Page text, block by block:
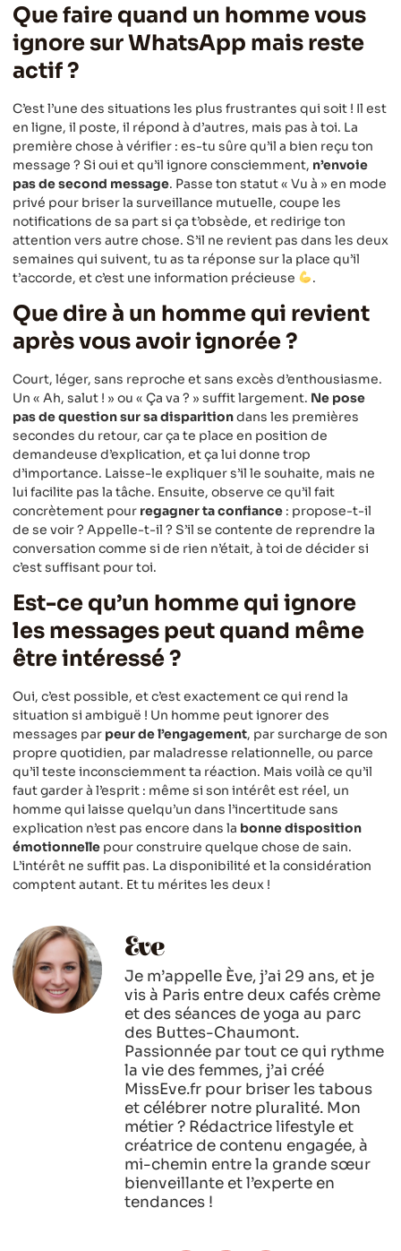
Que faire quand un homme vous
ignore sur WhatsApp mais reste
actif ?
C’est l’une des situations les plus frustrantes qui soit ! Il est
en ligne, il poste, il répond à d’autres, mais pas à toi. La
première chose à vérifier : es-tu sûre qu’il a bien reçu ton
message ? Si oui et qu’il ignore consciemment, n’envoie
pas de second message. Passe ton statut « Vu à » en mode
privé pour briser la surveillance mutuelle, coupe les
notifications de sa part si ça t’obsède, et redirige ton
attention vers autre chose. S’il ne revient pas dans les deux
semaines qui suivent, tu as ta réponse sur la place qu’il
t’accorde, et c’est une information précieuse
.
Que dire à un homme qui revient
après vous avoir ignorée ?
Court, léger, sans reproche et sans excès d’enthousiasme.
Un « Ah, salut ! » ou « Ça va ? » suffit largement. Ne pose
pas de question sur sa disparitiondans les premières
secondes du retour, car ça te place en position de
demandeuse d’explication, et ça lui donne trop
d’importance. Laisse-le expliquer s’il le souhaite, mais ne
lui facilite pas la tâche. Ensuite, observe ce qu’il fait
concrètement pour regagner ta confiance : propose-t-il
de se voir ? Appelle-t-il ? S’il se contente de reprendre la
conversation comme si de rien n’était, à toi de décider si
c’est suffisant pour toi.
Est-ce qu’un homme qui ignore
les messages peut quand même
être intéressé ?
Oui, c’est possible, et c’est exactement ce qui rend la
situation si ambiguë ! Un homme peut ignorer des
messages par peur de l’engagement, par surcharge de son
propre quotidien, par maladresse relationnelle, ou parce
qu’il teste inconsciemment ta réaction. Mais voilà ce qu’il
faut garder à l’esprit : même si son intérêt est réel, un
homme qui laisse quelqu’un dans l’incertitude sans
explication n’est pas encore dans la bonne disposition
émotionnelle pour construire quelque chose de sain.
L’intérêt ne suffit pas. La disponibilité et la considération
comptent autant. Et tu mérites les deux !
Eve
Je m’appelle Ève, j’ai 29 ans, et je
vis à Paris entre deux cafés crème
et des séances de yoga au parc
des Buttes-Chaumont.
Passionnée par tout ce qui rythme
la vie des femmes, j’ai créé
MissEve.fr pour briser les tabous
et célébrer notre pluralité. Mon
métier ? Rédactrice lifestyle et
créatrice de contenu engagée, à
mi-chemin entre la grande sœur
bienveillante et l’experte en
tendances !